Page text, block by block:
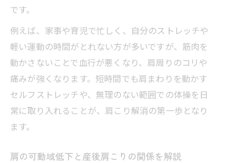
です。
例えば、家事や育児で忙しく、自分のストレッチや
軽い運動の時間がとれない方が多いですが、筋肉を
動かさないことで血行が悪くなり、肩周りのコリや
痛みが強くなります。短時間でも肩まわりを動かす
セルフストレッチや、無理のない範囲での体操を日
常に取り入れることが、肩こり解消の第一歩となり
ます。
肩の可動域低下と産後肩こりの関係を解説